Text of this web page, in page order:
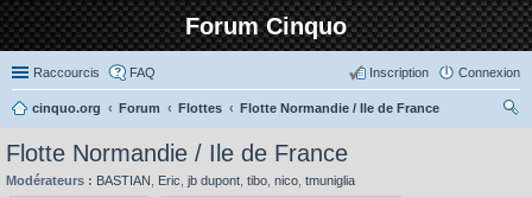
Forum Cinquo
Raccourcis FAQ Connexion
Inscription
cinquo.org Forum Flottes
Flotte Normandie / Ile de France
Flotte Normandie / Ile de France
Modérateurs : BASTIAN Eric jb dupont tibo nico tmuniglia